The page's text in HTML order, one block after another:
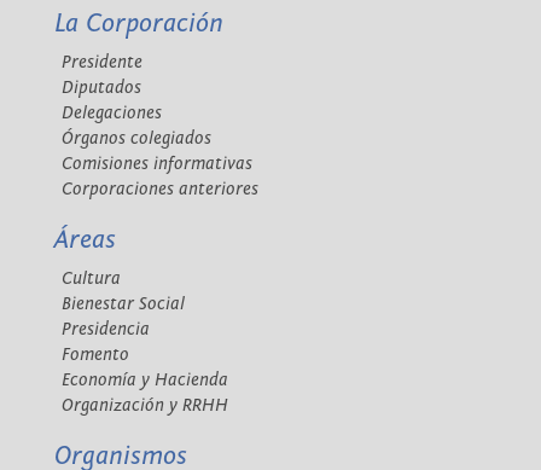
La Corporación
Presidente
Diputados
Delegaciones
Órganos colegiados
Comisiones informativas
Corporaciones anteriores
Áreas
Cultura
Bienestar Social
Presidencia
Fomento
Economía y Hacienda
Organización y RRHH
Organismos